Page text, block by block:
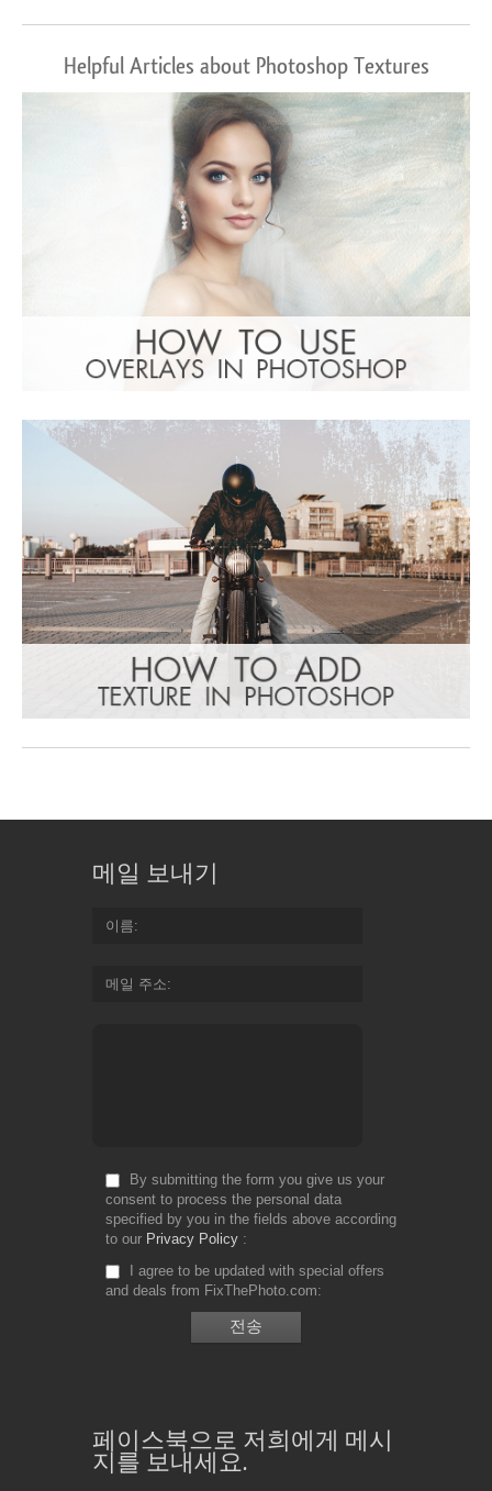
Helpful Articles about Photoshop Textures
메일 보내기
이름
메일 주소
By submitting the form you give us your
consent to process the personal data
specified by you in the fields above according
to our Privacy Policy
I agree to be updated with special offers
and deals from FixThePhoto.com
페이스북으로 저희에게 메시
지를 보내세요.